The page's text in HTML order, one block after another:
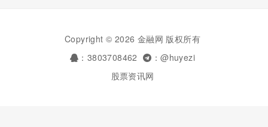
Copyright © 2026 金融网 版权所有
：3803708462
：@huyezi
股票资讯网